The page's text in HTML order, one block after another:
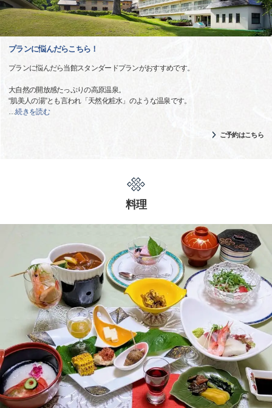
プランに悩んだらこちら！
プランに悩んだら当館スタンダードプランがおすすめです。
大自然の開放感たっぷりの高原温泉。
“肌美人の湯”とも言われ「天然化粧水」のような温泉です。
…続きを読む
ご予約はこちら
料理